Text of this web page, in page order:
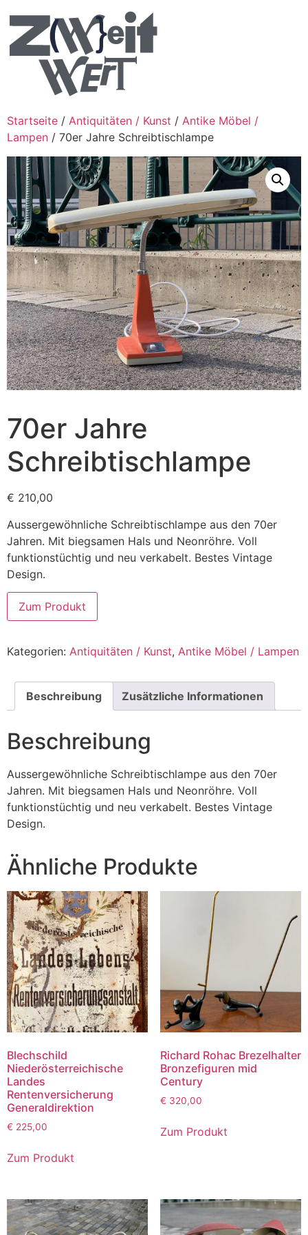
Startseite / Antiquitäten / Kunst / Antike Möbel /
Lampen / 70er Jahre Schreibtischlampe
70er Jahre
Schreibtischlampe
€ 210,00
Aussergewöhnliche Schreibtischlampe aus den 70er
Jahren. Mit biegsamen Hals und Neonröhre. Voll
funktionstüchtig und neu verkabelt. Bestes Vintage
Design.
Zum Produkt
Kategorien: Antiquitäten / Kunst, Antike Möbel / Lampen
Beschreibung Zusätzliche Informationen
Beschreibung
Aussergewöhnliche Schreibtischlampe aus den 70er
Jahren. Mit biegsamen Hals und Neonröhre. Voll
funktionstüchtig und neu verkabelt. Bestes Vintage
Design.
Ähnliche Produkte
Blechschild
Niederösterreichische
Landes
Rentenversicherung
Generaldirektion
€ 225,00
Zum Produkt
Richard Rohac Brezelhalter
Bronzefiguren mid
Century
€ 320,00
Zum Produkt